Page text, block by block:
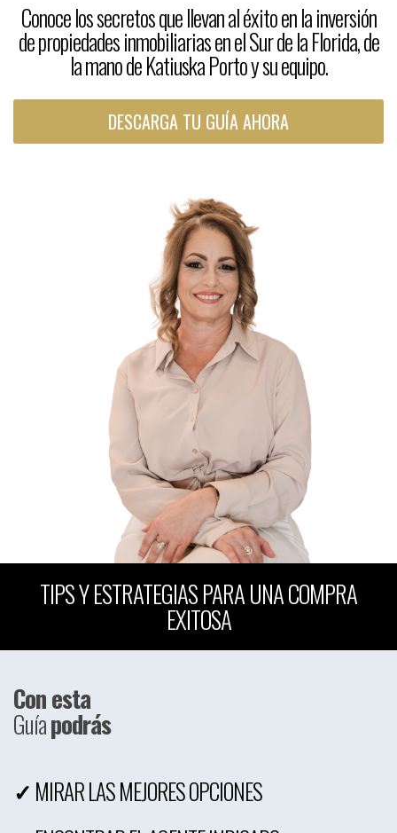
Conoce los secretos que llevan al éxito en la inversión
de propiedades inmobiliarias en el Sur de la Florida, de
la mano de Katiuska Porto y su equipo.
DESCARGA TU GUÍA AHORA
TIPS Y ESTRATEGIAS PARA UNA COMPRA
EXITOSA
Con esta
Guíapodrás
✓ MIRAR LAS MEJORES OPCIONES